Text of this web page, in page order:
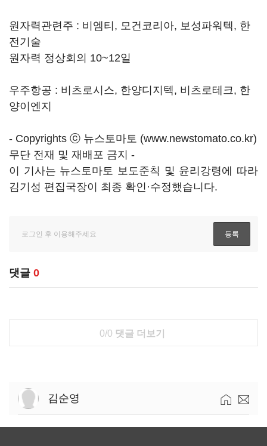
원자력관련주 : 비엠티, 모건코리아, 보성파워텍, 한
전기술
원자력 정상회의 10~12일
우주항공 : 비츠로시스, 한양디지텍, 비츠로테크, 한
양이엔지
- Copyrights ⓒ 뉴스토마토 (www.newstomato.co.kr)
무단 전재 및 재배포 금지 -
이 기사는 뉴스토마토 보도준칙 및 윤리강령에 따라
김기성 편집국장이 최종 확인·수정했습니다.
댓글 0
0/0 댓글 더보기
김순영